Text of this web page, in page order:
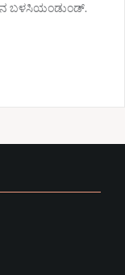
ಬಳಸಿಯಂಡುಂಡ್.